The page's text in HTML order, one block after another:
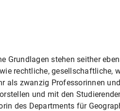
Grundlagen stehen seither
rechtliche, gesellschaftliche,
als zwanzig Professorinnen
und mit den
des Departments für